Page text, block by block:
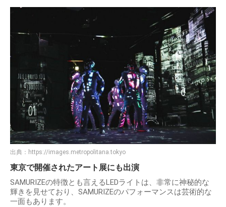
出典： https://images.metropolitana.tokyo
東京で開催されたアート展にも出演
SAMURIZEの特徴とも言えるLEDライトは、非常に神秘的な
輝きを見せており、SAMURIZEのパフォーマンスは芸術的な
一面もあります。